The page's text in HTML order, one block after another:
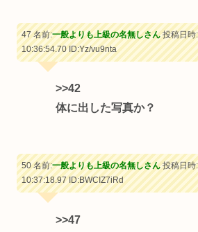
47 名前:一般よりも上級の名無しさん投稿日時
10:36:54.70ID:Yz/vu9nta
>>42
体に出した写真か？
50 名前:一般よりも上級の名無しさん投稿日時
10:37:18.97ID:BWCIZ7iRd
>>47